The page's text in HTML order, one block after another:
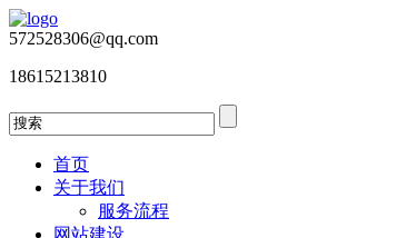
572528306@qq.com
18615213810
首页
关于我们
服务流程
网站建设